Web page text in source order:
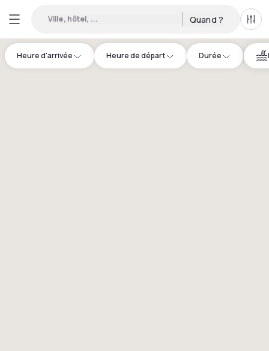
Ville, hôtel, ... Quand ?
Heure d'arrivée Heure de départ Durée